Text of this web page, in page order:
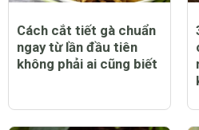
Cách cắt tiết gà chuẩn
ngay từ lần đầu tiên
không phải ai cũng biết